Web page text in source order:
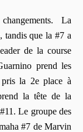
La
tandis que la #7 a
de la course
prend les
la 2e place à
la tête de la
Le groupe des
#7 de Marvin